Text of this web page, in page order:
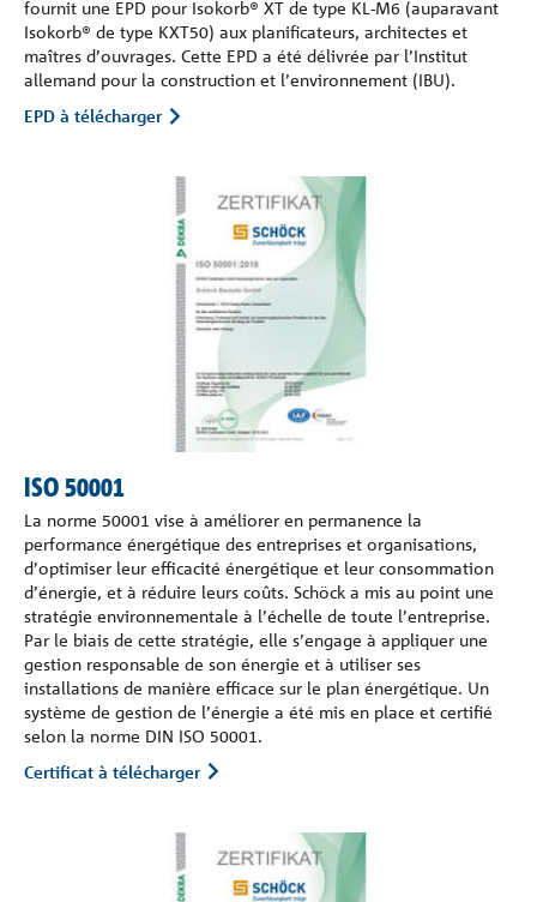
fournit une EPD pour Isokorb® XT de type KL-M6 (auparavant
Isokorb® de type KXT50) aux planificateurs, architectes et
maîtres d’ouvrages. Cette EPD a été délivrée par l’Institut
allemand pour la construction et l’environnement (IBU).
EPD à télécharger
ISO 50001
La norme 50001 vise à améliorer en permanence la
performance énergétique des entreprises et organisations,
d’optimiser leur efficacité énergétique et leur consommation
d’énergie, et à réduire leurs coûts. Schöck a mis au point une
stratégie environnementale à l’échelle de toute l’entreprise.
Par le biais de cette stratégie, elle s’engage à appliquer une
gestion responsable de son énergie et à utiliser ses
installations de manière efficace sur le plan énergétique. Un
système de gestion de l’énergie a été mis en place et certifié
selon la norme DIN ISO 50001.
Certificat à télécharger